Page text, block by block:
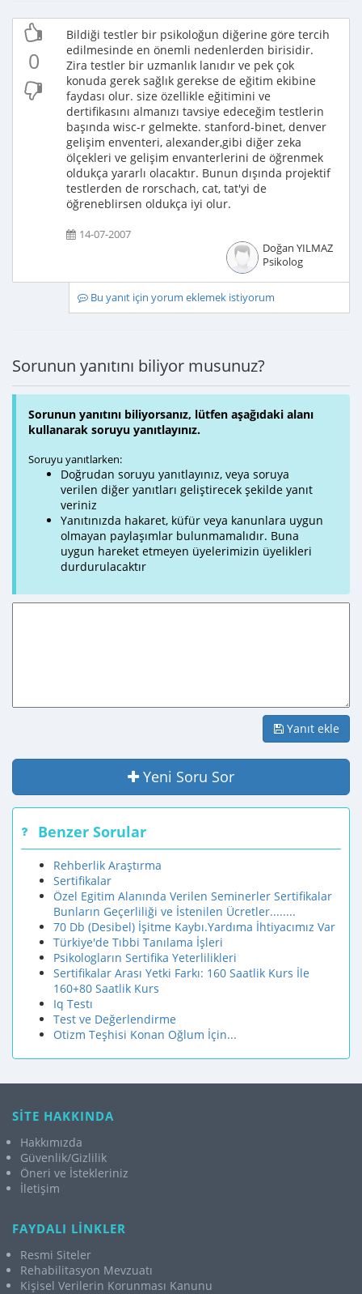
0
Bildiği testler bir psikoloğun diğerine göre tercih
edilmesinde en önemli nedenlerden birisidir.
Zira testler bir uzmanlık lanıdır ve pek çok
konuda gerek sağlık gerekse de eğitim ekibine
faydası olur. size özellikle eğitimini ve
dertifikasını almanızı tavsiye edeceğim testlerin
başında wisc-r gelmekte. stanford-binet, denver
gelişim enventeri, alexander,gibi diğer zeka
ölçekleri ve gelişim envanterlerini de öğrenmek
oldukça yararlı olacaktır. Bunun dışında projektif
testlerden de rorschach, cat, tat'yi de
öğreneblirsen oldukça iyi olur.
14-07-2007
Doğan YILMAZ
Psikolog
Bu yanıt için yorum eklemek istiyorum
Sorunun yanıtını biliyor musunuz?
Sorunun yanıtını biliyorsanız, lütfen aşağıdaki alanı
kullanarak soruyu yanıtlayınız.
Soruyu yanıtlarken:
Doğrudan soruyu yanıtlayınız, veya soruya
verilen diğer yanıtları geliştirecek şekilde yanıt
veriniz
Yanıtınızda hakaret, küfür veya kanunlara uygun
olmayan paylaşımlar bulunmamalıdır. Buna
uygun hareket etmeyen üyelerimizin üyelikleri
durdurulacaktır
Yanıt ekle
Yeni Soru Sor
Benzer Sorular
Rehberlik Araştırma
Sertifikalar
Özel Egitim Alanında Verilen Seminerler Sertifikalar
Bunların Geçerliliği ve İstenilen Ücretler........
70 Db (Desibel) İşitme Kaybı.Yardıma İhtiyacımız Var
Türkiye'de Tıbbi Tanılama İşleri
Psikologların Sertifika Yeterlilikleri
Sertifikalar Arası Yetki Farkı: 160 Saatlik Kurs İle
160+80 Saatlik Kurs
Iq Testı
Test ve Değerlendirme
Otizm Teşhisi Konan Oğlum İçin...
SİTE HAKKINDA
Hakkımızda
Güvenlik/Gizlilik
Öneri ve İstekleriniz
İletişim
FAYDALI LİNKLER
Resmi Siteler
Rehabilitasyon Mevzuatı
Kişisel Verilerin Korunması Kanunu